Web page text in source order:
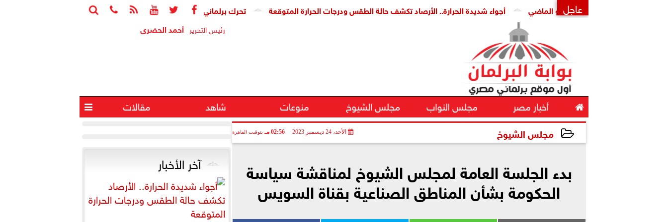





 عاجل تحرك برلماني لإنهاء فوضى القوانين وإنشاء سجل تشريعي إلكتروني أجواء شديدة الحرارة.. الأرصاد تكشف حالة الطقس ودرجات الحرارة المتوقعة الحكومية خلال يوليو الماضي
رئيس التحرير أحمد الحضرى
 أخبار مصر مجلس النواب مجلس الشيوخ منوعات شاهد مقالات 
مجلس الشيوخ الأحد، 24 ديسمبر 2023 02:56 مـ بتوقيت القاهرة
بدء الجلسة العامة لمجلس الشيوخ لمناقشة سياسة
الحكومة بشأن المناطق الصناعية بقناة السويس
آخر الأخبار